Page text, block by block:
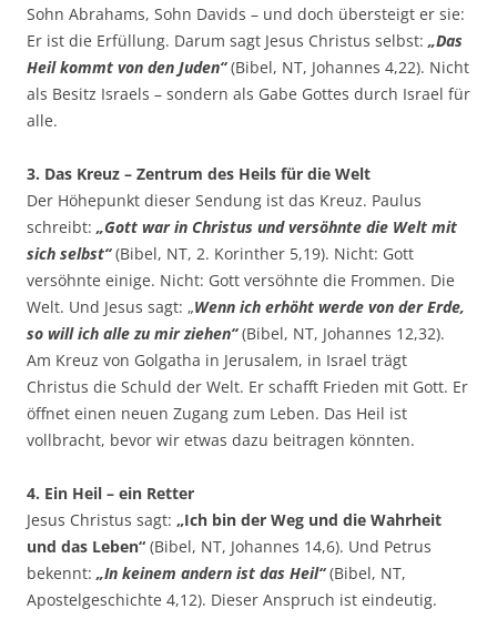
Sohn Abrahams, Sohn Davids – und doch übersteigt er sie:
Er ist die Erfüllung. Darum sagt Jesus Christus selbst: „Das
Heil kommt von den Juden“(Bibel, NT, Johannes 4,22). Nicht
als Besitz Israels – sondern als Gabe Gottes durch Israel für
alle.
3. Das Kreuz – Zentrum des Heils für die Welt
Der Höhepunkt dieser Sendung ist das Kreuz. Paulus
schreibt: „Gott war in Christus und versöhnte die Welt mit
sich selbst“(Bibel, NT, 2. Korinther 5,19). Nicht: Gott
versöhnte einige. Nicht: Gott versöhnte die Frommen. Die
Welt. Und Jesus sagt: „Wenn ich erhöht werde von der Erde,
so will ich alle zu mir ziehen“(Bibel, NT, Johannes 12,32).
Am Kreuz von Golgatha in Jerusalem, in Israel trägt
Christus die Schuld der Welt. Er schafft Frieden mit Gott. Er
öffnet einen neuen Zugang zum Leben. Das Heil ist
vollbracht, bevor wir etwas dazu beitragen könnten.
4. Ein Heil – ein Retter
Jesus Christus sagt: „Ich bin der Weg und die Wahrheit
und das Leben“ (Bibel, NT, Johannes 14,6). Und Petrus
bekennt: „In keinem andern ist das Heil“(Bibel, NT,
Apostelgeschichte 4,12). Dieser Anspruch ist eindeutig.